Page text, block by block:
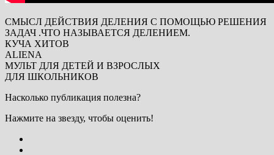
СМЫСЛ ДЕЙСТВИЯ ДЕЛЕНИЯ С ПОМОЩЬЮ РЕШЕНИЯ
ЗАДАЧ .ЧТО НАЗЫВАЕТСЯ ДЕЛЕНИЕМ.
КУЧА ХИТОВ
ALIENA
МУЛЬТ ДЛЯ ДЕТЕЙ И ВЗРОСЛЫХ
ДЛЯ ШКОЛЬНИКОВ
Насколько публикация полезна?
Нажмите на звезду, чтобы оценить!